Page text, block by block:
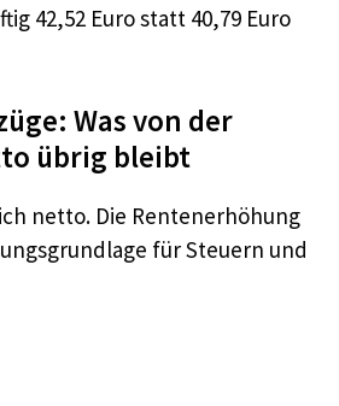
42,52 Euro statt 40,79 Euro
Was von der
übrig bleibt
netto. Die Rentenerhöhung
für Steuern und